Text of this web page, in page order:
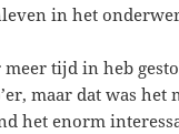
in het
tijd in heb
maar dat was het
het enorm